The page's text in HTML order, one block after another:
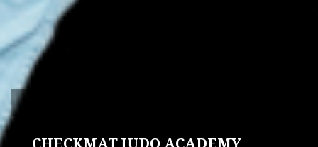
CHECKMAT JUDO ACADEMY